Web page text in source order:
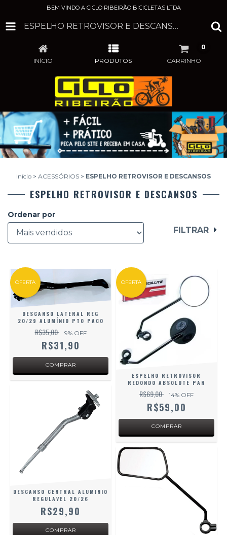
BEM VINDO A CICLO RIBEIRÃO BICICLETAS LTDA
ESPELHO RETROVISOR E DESCANSOS
INÍCIO PRODUTOS CARRINHO
0
Início > ACESSÓRIOS > ESPELHO RETROVISOR E DESCANSOS
ESPELHO RETROVISOR E DESCANSOS
Ordenar por
FILTRAR
OFERTA
DESCANSO LATERAL REG
20/29 ALUMÍNIO PTO PACO
R$35,00 9% OFF
R$31,90
OFERTA
ESPELHO RETROVISOR
REDONDO ABSOLUTE PAR
R$69,00 14% OFF
R$59,00
DESCANSO CENTRAL ALUMINIO
REGULAVEL 20/26
R$29,90